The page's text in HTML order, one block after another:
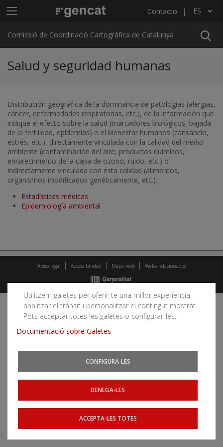
Menú principal C4 Contacto ES
Lista adicional de acciones
Comissió de Coordinació Cartogràfica de Catalunya
Salud y seguridad humanas
Distribución geográfica de la dominancia de patologías (alergias,
cáncer, enfermedades respiratorias, etc.), de la información que
indique el efecto sobre la salud (marcadores biológicos, bajada
de la fertilidad, epidemias) o el bienestar humanos (cansancio,
estrés, etc.), directamente vinculada con la calidad del medio
ambiente (contaminación del aire, productos químicos,
enrarecimiento de la capa de ozono, ruido, etc.) o
indirectamente vinculada con esta calidad (alimentos,
organismos modificados genéticamente, etc.).
Estadísticas médicas
Epidemiología ambiental
Utilitzem galetes per oferir-te una millor experiència,
analitzar el trànsit i personalitzar el contingut mostrat.
Pots acceptar totes les galetes o configurar-les.
Documentació sobre Galetes
CONFIGURA-LES
DENEGA-LES
ACCEPTA-LES TOTES
Aviso legal Accessibilidad Mapa web Webs relacionados